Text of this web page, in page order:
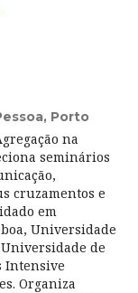
Porto
na
seminários
cruzamentos e
em
Universidade
de
Intensive
Organiza